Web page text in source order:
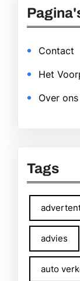
Contact
Het
Over ons
Tags
advies
auto